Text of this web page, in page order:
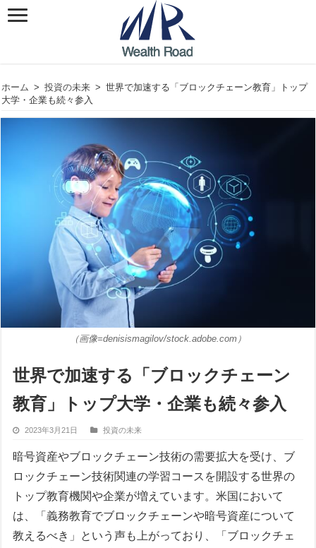
ホーム > 投資の未来 > 世界で加速する「ブロックチェーン教育」トップ
大学・企業も続々参入
（画像=denisismagilov/stock.adobe.com）
世界で加速する「ブロックチェーン
教育」トップ大学・企業も続々参入
2023年3月21日 投資の未来
暗号資産やブロックチェーン技術の需要拡大を受け、ブ
ロックチェーン技術関連の学習コースを開設する世界の
トップ教育機関や企業が増えています。米国において
は、「義務教育でブロックチェーンや暗号資産について
教えるべき」という声も上がっており、「ブロックチェ